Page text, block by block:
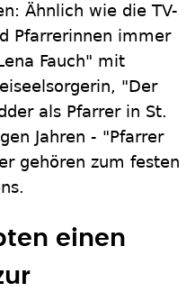
Ähnlich wie die TV-
Pfarrerinnen immer
Fauch" mit
"Der
als Pfarrer in St.
Jahren - "Pfarrer
gehören zum festen
einen